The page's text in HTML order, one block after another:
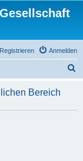
Anmelden
Registrieren
h
Bereich